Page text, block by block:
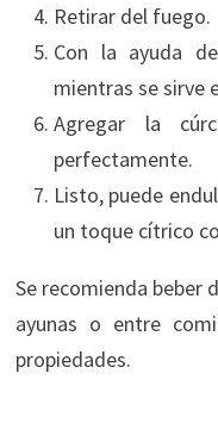
Retirar del fuego.
Con la ayuda
mientras se sirve
Agregar la
perfectamente.
Listo, puede
un toque cítrico
Se recomienda beber
ayunas o entre
propiedades.